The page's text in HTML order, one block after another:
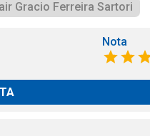
Gracio Ferreira Sartori
Nota